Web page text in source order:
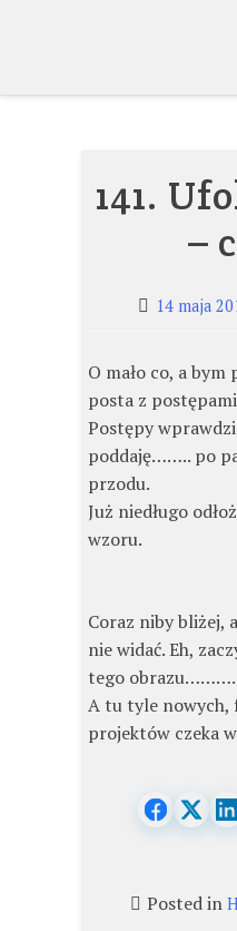
141.
–
14 maja
O mało co, a
posta z
Postępy
poddaję…….. po
przodu.
Już niedługo
wzoru.
Coraz niby bliżej,
nie widać. Eh,
tego
A tu tyle nowych,
projektów czeka
Posted in